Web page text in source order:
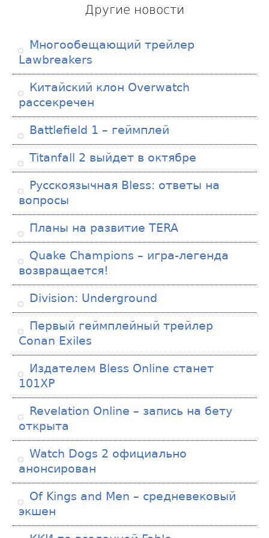
Другие новости
Многообещающий трейлер
Lawbreakers
Китайский клон Overwatch
рассекречен
Battlefield 1 – геймплей
Titanfall 2 выйдет в октябре
Русскоязычная Bless: ответы на
вопросы
Планы на развитие TERA
Quake Champions – игра-легенда
возвращается!
Division: Underground
Первый геймплейный трейлер
Conan Exiles
Издателем Bless Online станет
101XP
Revelation Online – запись на бету
открыта
Watch Dogs 2 официально
анонсирован
Of Kings and Men – средневековый
экшен